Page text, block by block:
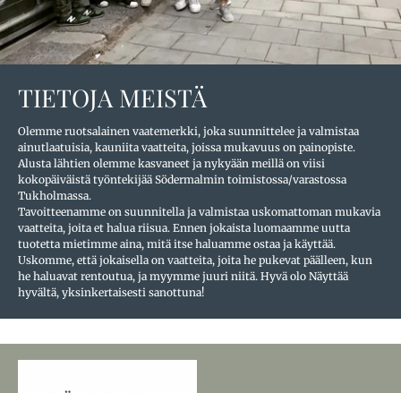
TIETOJA MEISTÄ
Olemme ruotsalainen vaatemerkki, joka suunnittelee ja valmistaa
ainutlaatuisia, kauniita vaatteita, joissa mukavuus on painopiste.
Alusta lähtien olemme kasvaneet ja nykyään meillä on viisi
kokopäiväistä työntekijää Södermalmin toimistossa/varastossa
Tukholmassa.
Tavoitteenamme on suunnitella ja valmistaa uskomattoman mukavia
vaatteita, joita et halua riisua. Ennen jokaista luomaamme uutta
tuotetta mietimme aina, mitä itse haluamme ostaa ja käyttää.
Uskomme, että jokaisella on vaatteita, joita he pukevat päälleen, kun
he haluavat rentoutua, ja myymme juuri niitä. Hyvä olo Näyttää
hyvältä, yksinkertaisesti sanottuna!